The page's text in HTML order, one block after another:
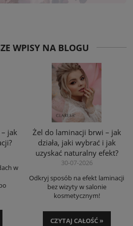
WPISY NA BLOGU
jak
w
Żel do laminacji brwi – jak
działa, jaki wybrać i jak
uzyskać naturalny efekt?
30-07-2026
Odkryj sposób na efekt laminacji
bez wizyty w salonie
kosmetycznym!
CZYTAJ CAŁOŚĆ »